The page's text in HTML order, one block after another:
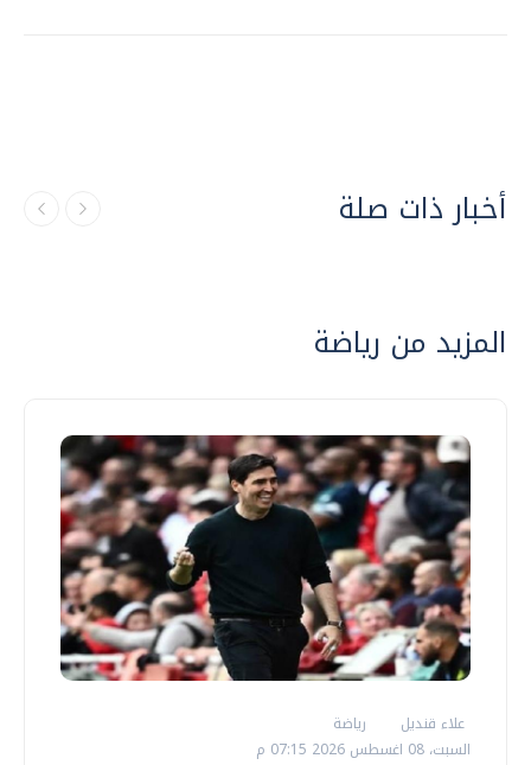
أخبار ذات صلة
المزيد من رياضة
علاء قنديل
رياضة
السبت، 08 اغسطس 2026 07:15 م